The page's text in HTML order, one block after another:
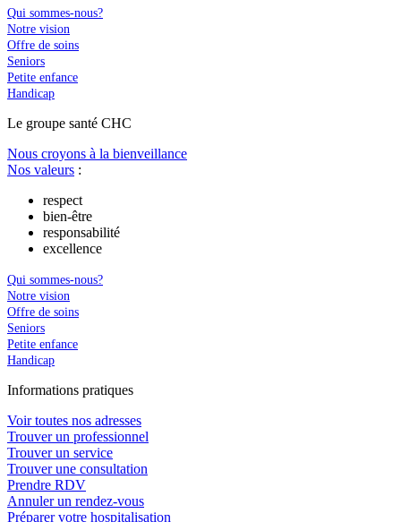
Qui sommes-nous?
Notre vision
Offre de soins
Seniors
Petite enfance
Handicap
Le groupe santé CHC
Nous croyons à la bienveillance
Nos valeurs :
respect
bien-être
responsabilité
excellence
Qui sommes-nous?
Notre vision
Offre de soins
Seniors
Petite enfance
Handicap
Informations pratiques
Voir toutes nos adresses
Trouver un professionnel
Trouver un service
Trouver une consultation
Prendre RDV
Annuler un rendez-vous
Préparer votre hospitalisation